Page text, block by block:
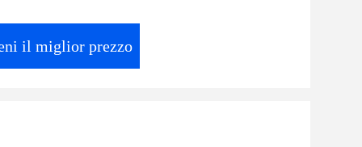
il miglior prezzo